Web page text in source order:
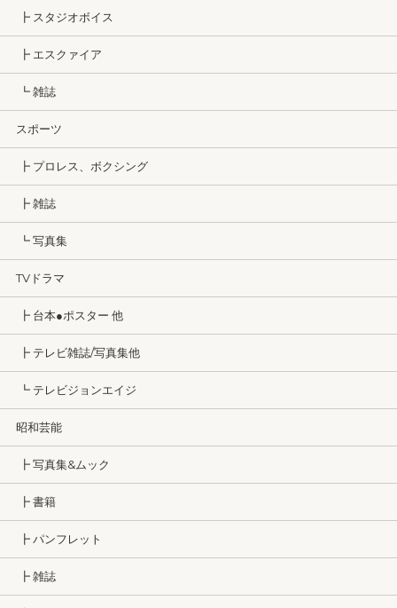
┣ スタジオボイス
┣ エスクァイア
┗ 雑誌
スポーツ
┣ プロレス、ボクシング
┣ 雑誌
┗ 写真集
TVドラマ
┣ 台本●ポスター 他
┣ テレビ雑誌/写真集他
┗ テレビジョンエイジ
昭和芸能
┣ 写真集&ムック
┣ 書籍
┣ パンフレット
┣ 雑誌